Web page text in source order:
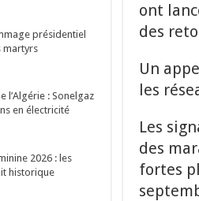
ont
des
Un
les
Les
des
fortes
présidentiel
martyrs
l’Algérie : Sonelgaz
en électricité
2026 : les
historique